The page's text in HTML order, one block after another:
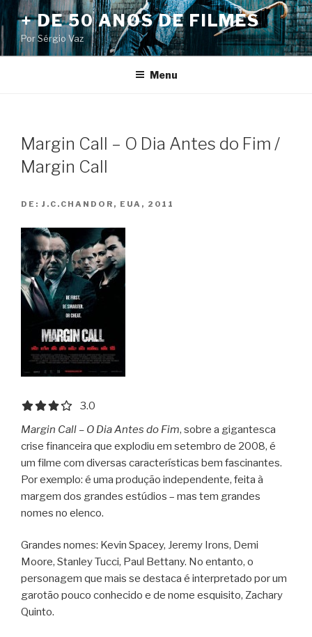
Pular
para
o
conteúdo
+ DE 50 ANOS DE FILMES
Por Sérgio Vaz
Menu
Margin Call – O Dia Antes do Fim /
Margin Call
DE: J.C.CHANDOR, EUA, 2011
3.0 out of 5.0 stars
3.0
Margin Call – O Dia Antes do Fim, sobre a gigantesca
crise financeira que explodiu em setembro de 2008, é
um filme com diversas características bem fascinantes.
Por exemplo: é uma produção independente, feita à
margem dos grandes estúdios – mas tem grandes
nomes no elenco.
Grandes nomes: Kevin Spacey, Jeremy Irons, Demi
Moore, Stanley Tucci, Paul Bettany. No entanto, o
personagem que mais se destaca é interpretado por um
garotão pouco conhecido e de nome esquisito, Zachary
Quinto.